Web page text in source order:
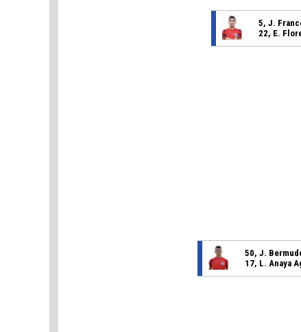
5, J.
22, E.
50, J.
17, L. Anaya